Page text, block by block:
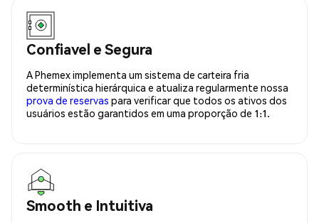
Confiavel e Segura
A Phemex implementa um sistema de carteira fria
determinística hierárquica e atualiza regularmente nossa
prova de reservas para verificar que todos os ativos dos
usuários estão garantidos em uma proporção de 1:1.
Smooth e Intuitiva